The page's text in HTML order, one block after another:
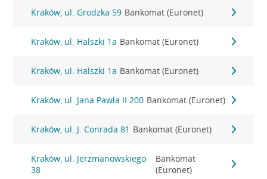
Kraków, ul. Grodzka 59 Bankomat (Euronet)
Kraków, ul. Halszki 1a Bankomat (Euronet)
Kraków, ul. Halszki 1a Bankomat (Euronet)
Kraków, ul. Jana Pawła II 200 Bankomat (Euronet)
Kraków, ul. J. Conrada 81 Bankomat (Euronet)
Kraków, ul. Jerzmanowskiego
38
Bankomat
(Euronet)